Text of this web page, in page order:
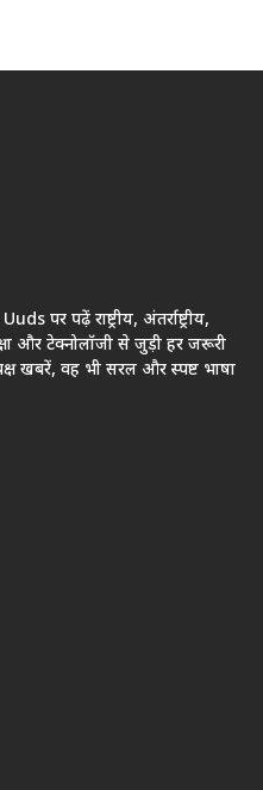
पर पढ़ें राष्ट्रीय, अंतर्राष्ट्रीय,
और टेक्नोलॉजी से जुड़ी हर जरूरी
खबरें, वह भी सरल और स्पष्ट भाषा